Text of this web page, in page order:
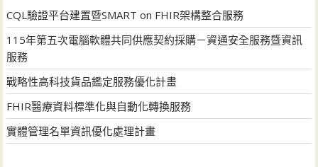
CQL驗證平台建置暨SMART on FHIR架構整合服務
115年第五次電腦軟體共同供應契約採購－資通安全服務暨資訊
服務
戰略性高科技貨品鑑定服務優化計畫
FHIR醫療資料標準化與自動化轉換服務
實體管理名單資訊優化處理計畫